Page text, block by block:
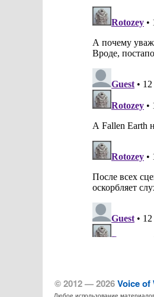
© 2012 — 2026Voice of
Любое использование